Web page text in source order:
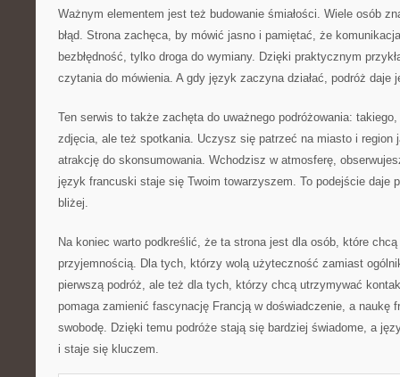
Ważnym elementem jest też budowanie śmiałości. Wiele osób
błąd. Strona zachęca, by mówić jasno i pamiętać, że
bezbłędność, tylko droga do wymiany. Dzięki praktycznym
czytania do mówienia. A gdy język zaczyna działać, podróż daje
Ten serwis to także zachęta do uważnego podróżowania:
zdjęcia, ale też spotkania. Uczysz się patrzeć na miasto i region
atrakcję do skonsumowania. Wchodzisz w atmosferę,
język francuski staje się Twoim towarzyszem. To podejście daje
bliżej.
Na koniec warto podkreślić, że ta strona jest dla osób, które chcą
przyjemnością. Dla tych, którzy wolą użyteczność zamiast
pierwszą podróż, ale też dla tych, którzy chcą utrzymywać
pomaga zamienić fascynację Francją w doświadczenie, a naukę
swobodę. Dzięki temu podróże stają się bardziej świadome, a
i staje się kluczem.